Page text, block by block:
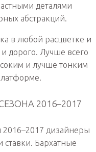
деталями
абстракций.
в любой расцветке и
дорого. Лучше всего
и лучше тонким
2016–2017
2016–2017 дизайнеры
Бархатные